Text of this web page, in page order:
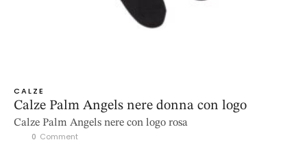
CALZE
Calze Palm Angels nere donna con logo
Calze Palm Angels nere con logo rosa
0 Comment